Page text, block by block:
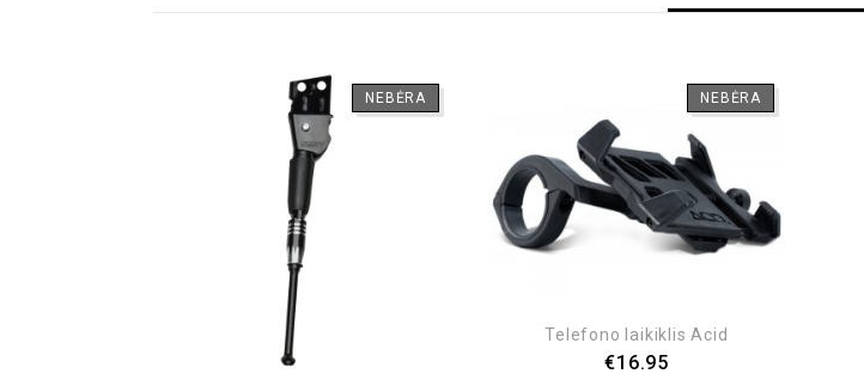
NEBĖRA NEBĖRA
Telefono laikiklis Acid
€16.95